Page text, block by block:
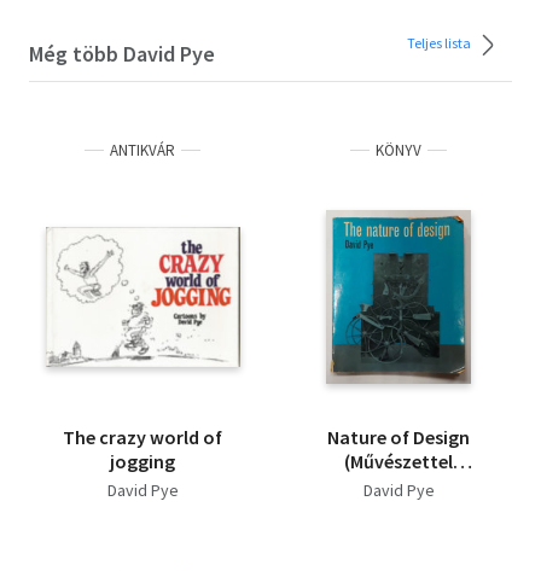
Még több David Pye Teljes lista
ANTIKVÁR
The crazy world of
jogging
David Pye
KÖNYV
Nature of Design
(Művészettel
kapcsolatos kötet,
David Pye